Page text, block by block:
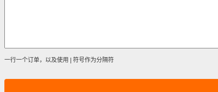
一行一个订单，以及使用 | 符号作为分隔符